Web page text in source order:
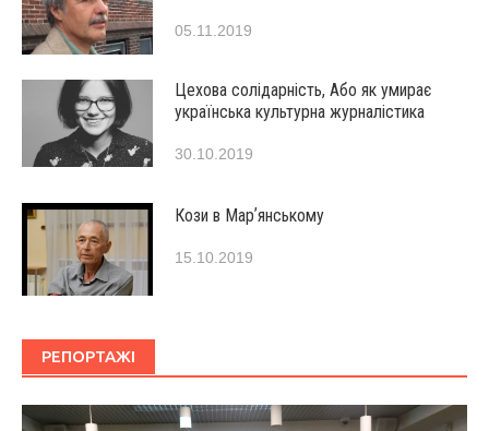
05.11.2019
Цехова солідарність, Або як умирає
українська культурна журналістика
30.10.2019
Кози в Марʼянському
15.10.2019
РЕПОРТАЖІ